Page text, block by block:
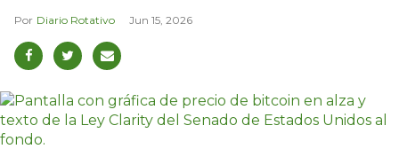
Diario Rotativo Jun 15, 2026